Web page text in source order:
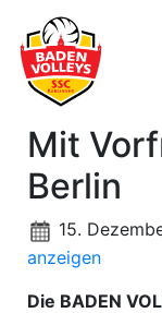
Mit
Berlin
15.
anzeigen
Die BADEN